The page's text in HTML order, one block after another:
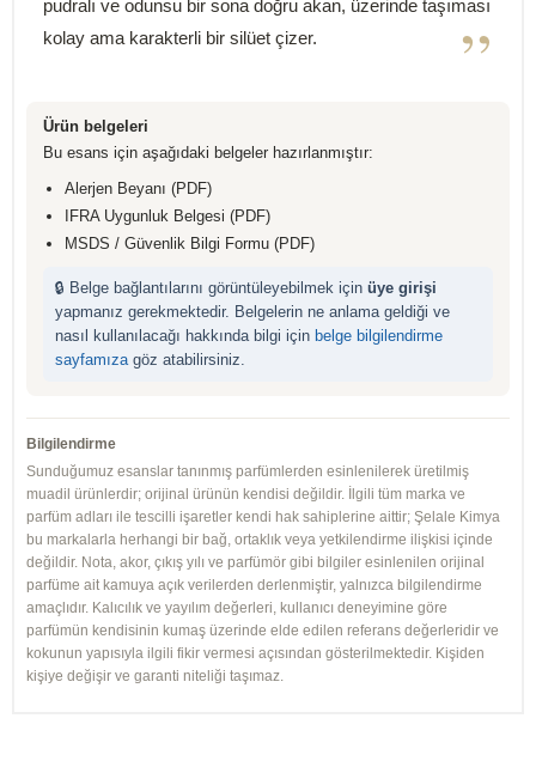
pudralı ve odunsu bir sona doğru akan, üzerinde taşıması
kolay ama karakterli bir silüet çizer.
”
Ürün belgeleri
Bu esans için aşağıdaki belgeler hazırlanmıştır:
Alerjen Beyanı (PDF)
IFRA Uygunluk Belgesi (PDF)
MSDS / Güvenlik Bilgi Formu (PDF)
🔒 Belge bağlantılarını görüntüleyebilmek için üye girişi
yapmanız gerekmektedir. Belgelerin ne anlama geldiği ve
nasıl kullanılacağı hakkında bilgi için belge bilgilendirme
sayfamızagöz atabilirsiniz.
Bilgilendirme
Sunduğumuz esanslar tanınmış parfümlerden esinlenilerek üretilmiş
muadil ürünlerdir; orijinal ürünün kendisi değildir. İlgili tüm marka ve
parfüm adları ile tescilli işaretler kendi hak sahiplerine aittir; Şelale Kimya
bu markalarla herhangi bir bağ, ortaklık veya yetkilendirme ilişkisi içinde
değildir. Nota, akor, çıkış yılı ve parfümör gibi bilgiler esinlenilen orijinal
parfüme ait kamuya açık verilerden derlenmiştir, yalnızca bilgilendirme
amaçlıdır. Kalıcılık ve yayılım değerleri, kullanıcı deneyimine göre
parfümün kendisinin kumaş üzerinde elde edilen referans değerleridir ve
kokunun yapısıyla ilgili fikir vermesi açısından gösterilmektedir. Kişiden
kişiye değişir ve garanti niteliği taşımaz.